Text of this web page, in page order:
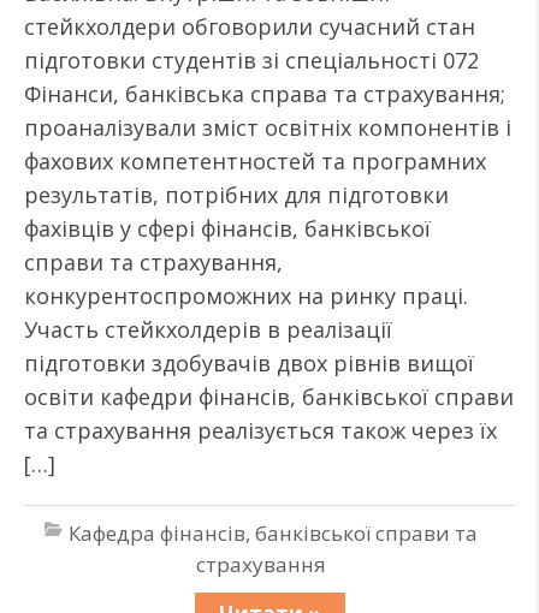
стейкхолдери обговорили сучасний стан
підготовки студентів зі спеціальності 072
Фінанси, банківська справа та страхування;
проаналізували зміст освітніх компонентів і
фахових компетентностей та програмних
результатів, потрібних для підготовки
фахівців у сфері фінансів, банківської
справи та страхування,
конкурентоспроможних на ринку праці.
Участь стейкхолдерів в реалізації
підготовки здобувачів двох рівнів вищої
освіти кафедри фінансів, банківської справи
та страхування реалізується також через їх
[…]
Кафедра фінансів, банківської справи та
страхування